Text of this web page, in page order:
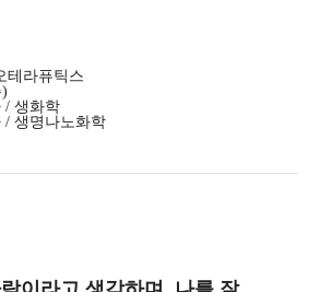
테라퓨틱스
/ 생화학
/ 생명나노화학